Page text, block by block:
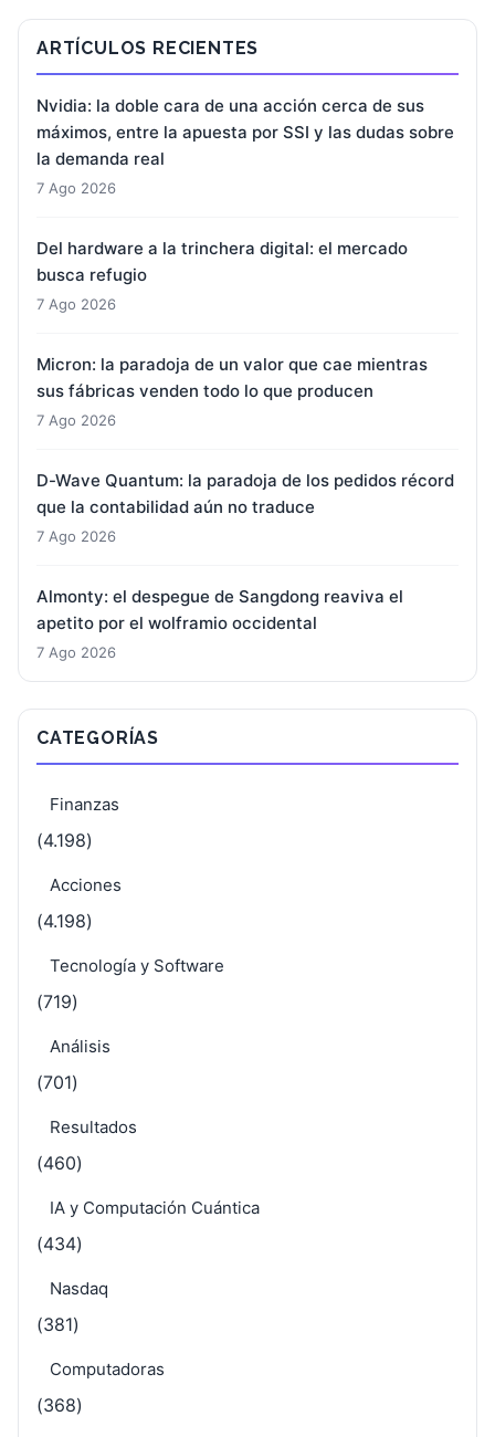
ARTÍCULOS RECIENTES
Nvidia: la doble cara de una acción cerca de sus
máximos, entre la apuesta por SSI y las dudas sobre
la demanda real
7 Ago 2026
Del hardware a la trinchera digital: el mercado
busca refugio
7 Ago 2026
Micron: la paradoja de un valor que cae mientras
sus fábricas venden todo lo que producen
7 Ago 2026
D-Wave Quantum: la paradoja de los pedidos récord
que la contabilidad aún no traduce
7 Ago 2026
Almonty: el despegue de Sangdong reaviva el
apetito por el wolframio occidental
7 Ago 2026
CATEGORÍAS
Finanzas
(4.198)
Acciones
(4.198)
Tecnología y Software
(719)
Análisis
(701)
Resultados
(460)
IA y Computación Cuántica
(434)
Nasdaq
(381)
Computadoras
(368)